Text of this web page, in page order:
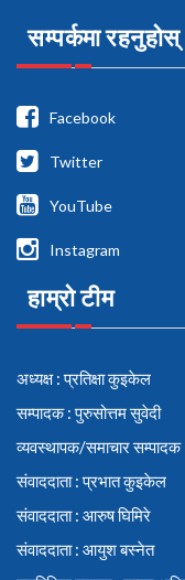
सम्पर्कमा रहनुहोस्
Facebook
Twitter
YouTube
Instagram
हाम्रो टीम
अध्यक्ष : प्रतिक्षा कुइकेल
सम्पादक : पुरुसोत्तम सुवेदी
व्यवस्थापक/समाचार
संवाददाता : प्रभात कुइकेल
संवाददाता : आरुष घिमिरे
संवाददाता : आयुश बस्नेत